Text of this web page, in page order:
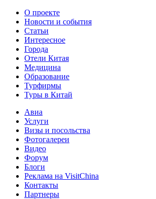
О проекте
Новости и события
Статьи
Интересное
Города
Отели Китая
Медицина
Образование
Турфирмы
Туры в Китай
Авиа
Услуги
Визы и посольства
Фотогалереи
Видео
Форум
Блоги
Реклама на VisitChina
Контакты
Партнеры